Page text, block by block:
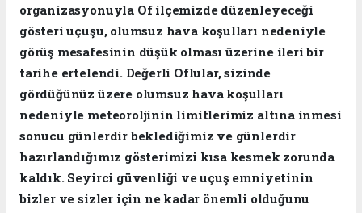
organizasyonuyla Of ilçemizde düzenleyeceği
gösteri uçuşu, olumsuz hava koşulları nedeniyle
görüş mesafesinin düşük olması üzerine ileri bir
tarihe ertelendi. Değerli Oflular, sizinde
gördüğünüz üzere olumsuz hava koşulları
nedeniyle meteoroljinin limitlerimiz altına inmesi
sonucu günlerdir beklediğimiz ve günlerdir
hazırlandığımız gösterimizi kısa kesmek zorunda
kaldık. Seyirci güvenliği ve uçuş emniyetinin
bizler ve sizler için ne kadar önemli olduğunu